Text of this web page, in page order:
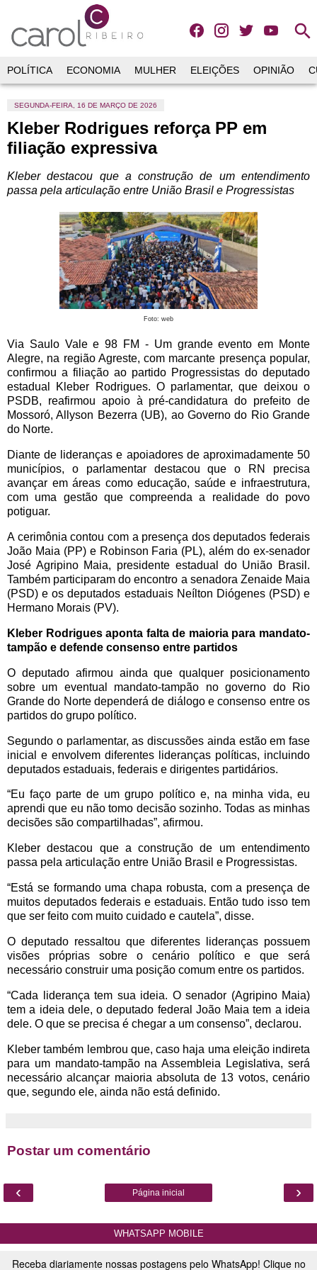
search
POLÍTICA ECONOMIA MULHER ELEIÇÕES OPINIÃO
SEGUNDA-FEIRA, 16 DE MARÇO DE 2026
Kleber Rodrigues reforça PP em
filiação expressiva
Kleber destacou que a construção de um entendimento
passa pela articulação entre União Brasil e Progressistas
Foto: web
Via Saulo Vale e 98 FM - Um grande evento em Monte
Alegre, na região Agreste, com marcante presença popular,
confirmou a filiação ao partido Progressistas do deputado
estadual Kleber Rodrigues. O parlamentar, que deixou o
PSDB, reafirmou apoio à pré-candidatura do prefeito de
Mossoró, Allyson Bezerra (UB), ao Governo do Rio Grande
do Norte.
Diante de lideranças e apoiadores de aproximadamente 50
municípios, o parlamentar destacou que o RN precisa
avançar em áreas como educação, saúde e infraestrutura,
com uma gestão que compreenda a realidade do povo
potiguar.
A cerimônia contou com a presença dos deputados federais
João Maia (PP) e Robinson Faria (PL), além do ex-senador
José Agripino Maia, presidente estadual do União Brasil.
Também participaram do encontro a senadora Zenaide Maia
(PSD) e os deputados estaduais Neílton Diógenes (PSD) e
Hermano Morais (PV).
Kleber Rodrigues aponta falta de maioria para mandato-
tampão e defende consenso entre partidos
O deputado afirmou ainda que qualquer posicionamento
sobre um eventual mandato-tampão no governo do Rio
Grande do Norte dependerá de diálogo e consenso entre os
partidos do grupo político.
Segundo o parlamentar, as discussões ainda estão em fase
inicial e envolvem diferentes lideranças políticas, incluindo
deputados estaduais, federais e dirigentes partidários.
“Eu faço parte de um grupo político e, na minha vida, eu
aprendi que eu não tomo decisão sozinho. Todas as minhas
decisões são compartilhadas”, afirmou.
Kleber destacou que a construção de um entendimento
passa pela articulação entre União Brasil e Progressistas.
“Está se formando uma chapa robusta, com a presença de
muitos deputados federais e estaduais. Então tudo isso tem
que ser feito com muito cuidado e cautela”, disse.
O deputado ressaltou que diferentes lideranças possuem
visões próprias sobre o cenário político e que será
necessário construir uma posição comum entre os partidos.
“Cada liderança tem sua ideia. O senador (Agripino Maia)
tem a ideia dele, o deputado federal João Maia tem a ideia
dele. O que se precisa é chegar a um consenso”, declarou.
Kleber também lembrou que, caso haja uma eleição indireta
para um mandato-tampão na Assembleia Legislativa, será
necessário alcançar maioria absoluta de 13 votos, cenário
que, segundo ele, ainda não está definido.
Postar um comentário
‹ ›
Página inicial
WHATSAPP MOBILE
Receba diariamente nossas postagens pelo WhatsApp! Clique no